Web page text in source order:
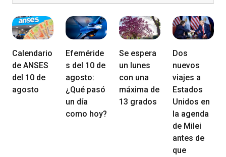
Calendario
de ANSES
del 10 de
agosto
Efeméride
s del 10 de
agosto:
¿Qué pasó
un día
como hoy?
Se espera
un lunes
con una
máxima de
13 grados
Dos
nuevos
viajes a
Estados
Unidos en
la agenda
de Milei
antes de
que